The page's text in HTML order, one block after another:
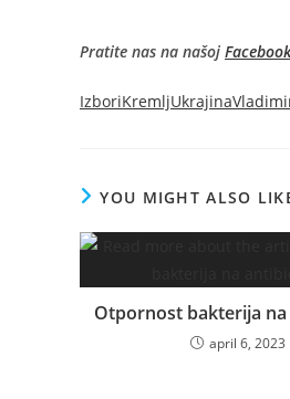
Pratite nas na našoj Facebook
IzboriKremljUkrajina
YOU MIGHT ALSO
Otpornost bakterija
april 6, 2023